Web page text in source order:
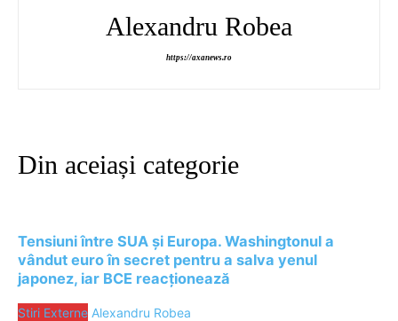
Alexandru Robea
https://axanews.ro
Din aceiași categorie
Tensiuni între SUA și Europa. Washingtonul a
vândut euro în secret pentru a salva yenul
japonez, iar BCE reacționează
Stiri Externe Alexandru Robea